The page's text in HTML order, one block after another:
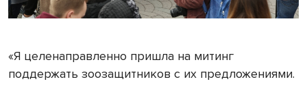
«Я целенаправленно пришла на митинг
поддержать зоозащитников с их предложениями.